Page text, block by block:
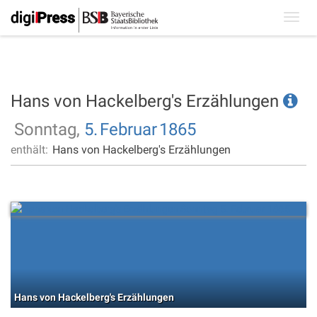
Hans von Hackelberg's Erzählungen
Sonntag, 5. Februar1865
enthält: Hans von Hackelberg's Erzählungen
Hans von Hackelberg's Erzählungen